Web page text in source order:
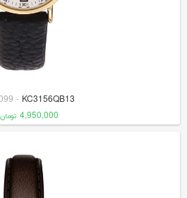
KC3156QB13
-
4,950,000 تومان